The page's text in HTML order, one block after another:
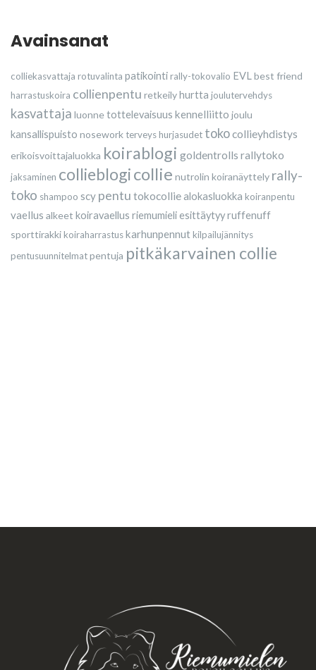
Avainsanat
colliekasvattaja rotuvalinta patikointirally-tokovalio EVL best friend
harrastuskoira collienpentu retkeilyhurtta joulutervehdys
kasvattaja luonnetottelevaisuus kennelliitto joulu
kansallispuisto nosework terveyshurjasudet tokocollieyhdistys
erikoisvoittajaluokka koirablogi goldentrolls rallytoko
jaksaminen collieblogicollie nutrolin koiranäyttely rally-
toko shampoo scy pentu tokocolliealokasluokka koiranpentu
vaellus alkeet koiravaellus riemumieli esittäytyyruffenuff
sporttirakkikoiraharrastuskarhunpennutkilpailujännitys
pentusuunnitelmatpentuja pitkäkarvainen collie